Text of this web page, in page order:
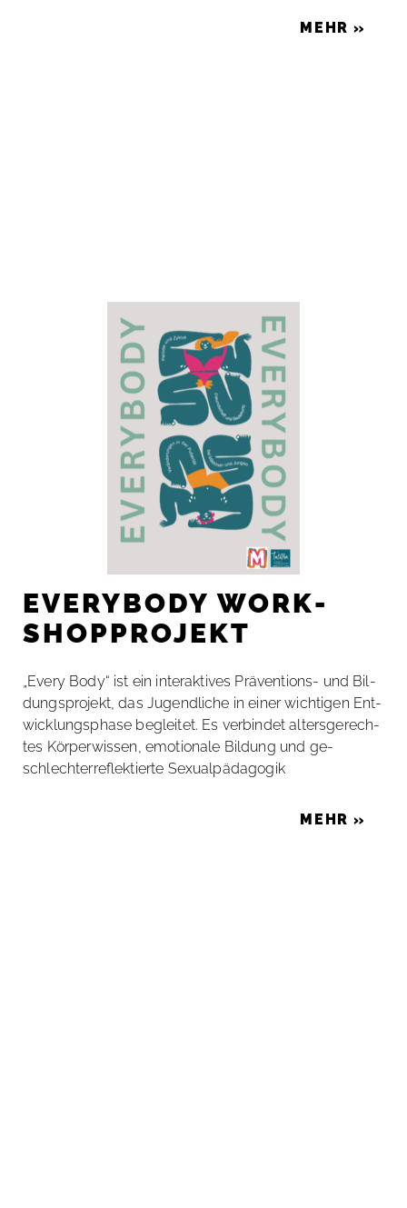
MEHR »
EVERYBODY WORK­
SHOP­PRO­JEKT
„Every Body“ ist ein in­ter­ak­ti­ves Prä­­ven­­ti­ons- und Bil­
dungs­pro­jekt, das Ju­gend­li­che in ei­ner wich­ti­gen Ent­
wick­lungs­pha­se be­glei­tet. Es ver­bin­det al­ters­ge­rech­
tes Kör­per­wis­sen, emo­tio­na­le Bil­dung und ge­
schlech­ter­re­flek­tier­te Se­xu­al­päd­ago­gik
MEHR »